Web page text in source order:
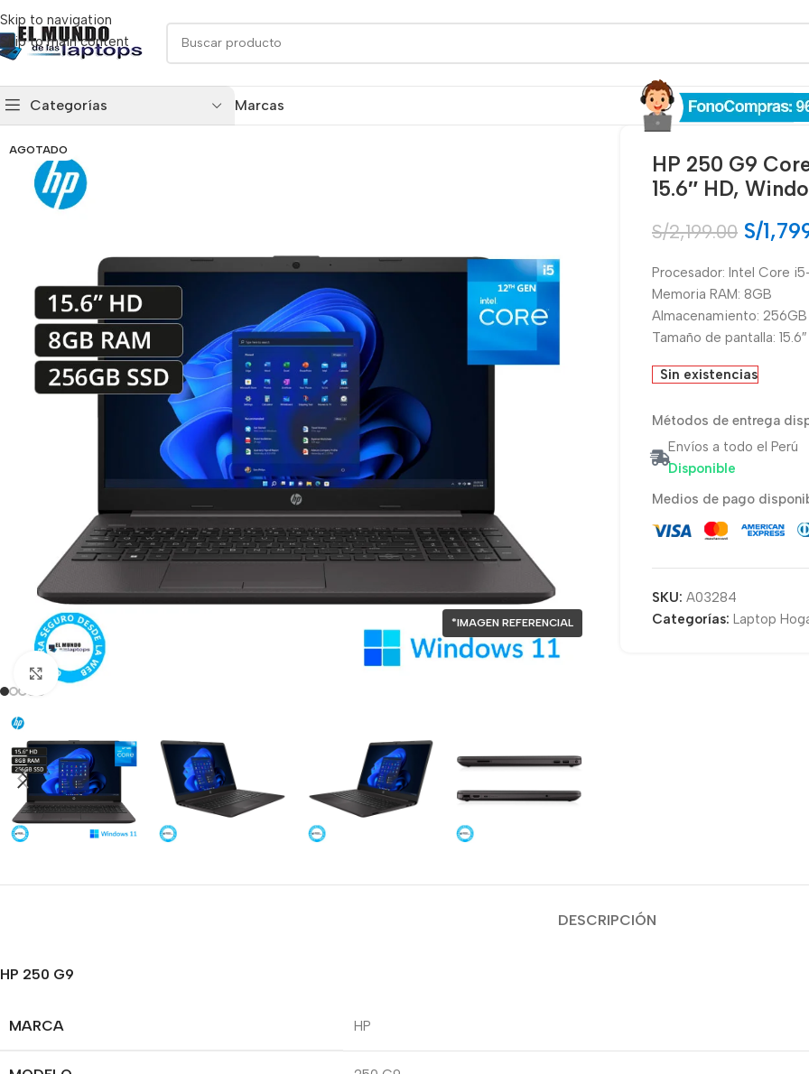
Skip to navigation
Skip to main content
Categorías Marcas
AGOTADO
Click para agrandar
*IMAGEN REFERENCIAL
HP 250 G9
15.6″ HD,
S/2,199.00 S/
Procesador: Intel Core
Memoria RAM: 8GB
Almacenamiento: 256GB
Tamaño de pantalla: 15.6″
Sin existencias
Métodos de entrega
Envíos a todo el Perú
Disponible
Medios de pago
SKU: A03284
Categorías: Laptop
DESCRIPCIÓN
HP 250 G9
MARCA HP